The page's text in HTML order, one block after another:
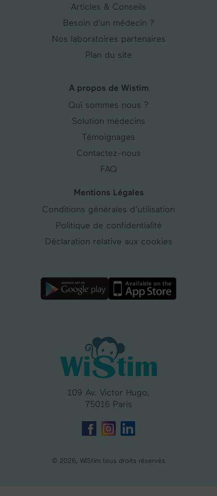
109 Av. Victor Hugo,
75016 Paris
© 2026, WiStim tous droits réservés
Articles & Conseils
Besoin d'un médecin ?
Nos laboratoires partenaires
Plan du site
A propos de Wistim
Qui sommes nous ?
Solution médecins
Témoignages
Contactez-nous
FAQ
Mentions Légales
Conditions générales d’utilisation
Politique de confidentialité
Déclaration relative aux cookies